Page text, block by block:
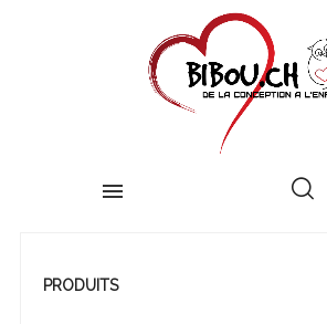
PRODUITS